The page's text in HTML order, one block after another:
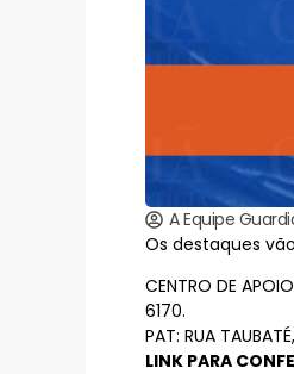
A Equipe
Os destaques
CENTRO DE
6170.
PAT: RUA
LINK PARA